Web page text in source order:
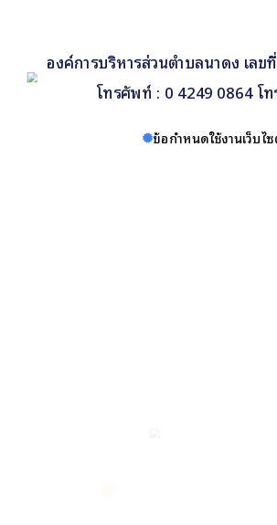
องค์การบริหารส่วนตำบลนาดง เล
โทรศัพท์ : 0 4249 0864 โ
ข้อกำหนดใช้งานเว็บไ